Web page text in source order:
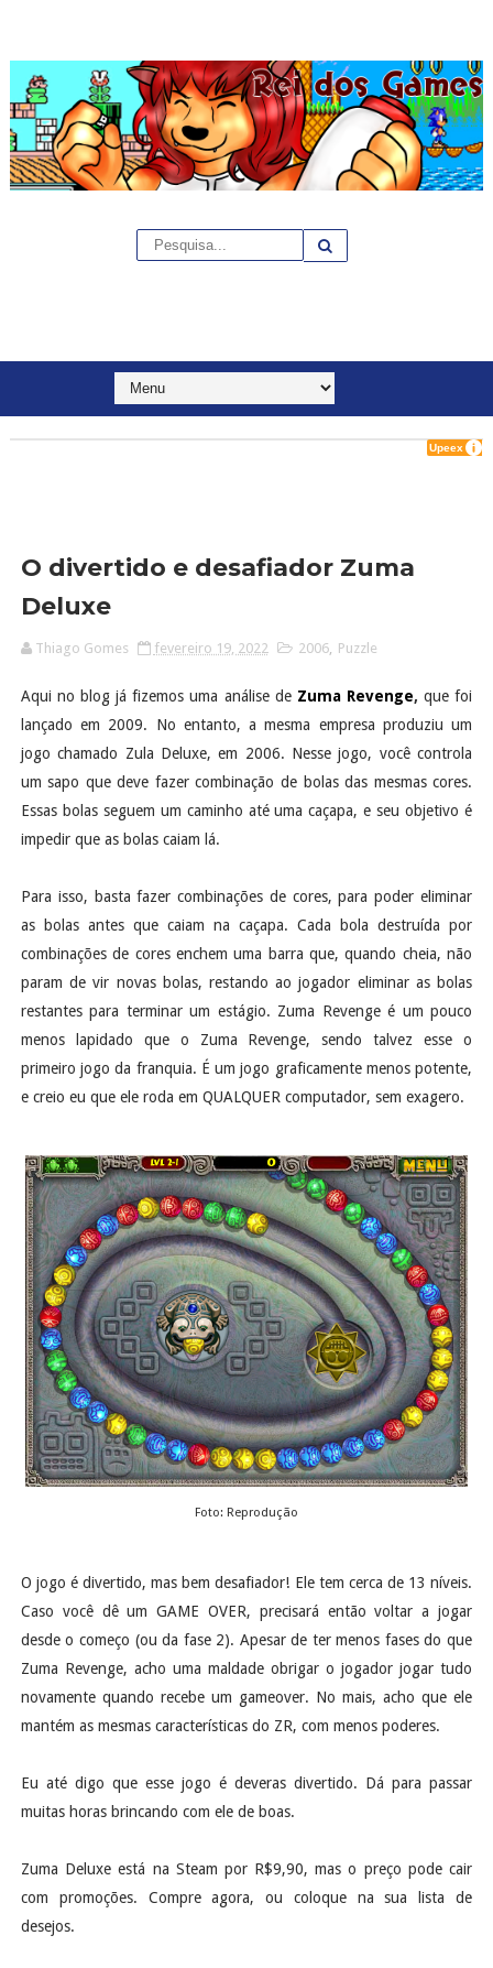
O divertido e desafiador Zuma
Deluxe
Thiago Gomes fevereiro 19, 2022 2006, Puzzle
Aqui no blog já fizemos uma análise de Zuma Revenge, que foi
lançado em 2009. No entanto, a mesma empresa produziu um
jogo chamado Zula Deluxe, em 2006. Nesse jogo, você controla
um sapo que deve fazer combinação de bolas das mesmas cores.
Essas bolas seguem um caminho até uma caçapa, e seu objetivo é
impedir que as bolas caiam lá.
Para isso, basta fazer combinações de cores, para poder eliminar
as bolas antes que caiam na caçapa. Cada bola destruída por
combinações de cores enchem uma barra que, quando cheia, não
param de vir novas bolas, restando ao jogador eliminar as bolas
restantes para terminar um estágio. Zuma Revenge é um pouco
menos lapidado que o Zuma Revenge, sendo talvez esse o
primeiro jogo da franquia. É um jogo graficamente menos potente,
e creio eu que ele roda em QUALQUER computador, sem exagero.
Foto: Reprodução
O jogo é divertido, mas bem desafiador! Ele tem cerca de 13 níveis.
Caso você dê um GAME OVER, precisará então voltar a jogar
desde o começo (ou da fase 2). Apesar de ter menos fases do que
Zuma Revenge, acho uma maldade obrigar o jogador jogar tudo
novamente quando recebe um gameover. No mais, acho que ele
mantém as mesmas características do ZR, com menos poderes.
Eu até digo que esse jogo é deveras divertido. Dá para passar
muitas horas brincando com ele de boas.
Zuma Deluxe está na Steam por R$9,90, mas o preço pode cair
com promoções. Compre agora, ou coloque na sua lista de
desejos.